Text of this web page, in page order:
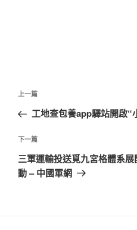
文
導
覽
上
一
文
章
上一篇
工地查包養app驛站開啟“
下
一
篇
下一篇
三軍運輸投送覓九宮格體系
動 – 中國軍網